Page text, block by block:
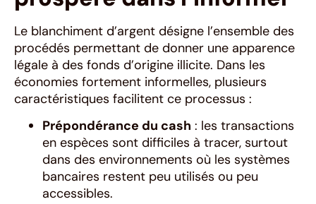
Le blanchiment d’argent désigne l’ensemble des
procédés permettant de donner une apparence
légale à des fonds d’origine illicite. Dans les
économies fortement informelles, plusieurs
caractéristiques facilitent ce processus :
Prépondérance du cash : les transactions
en espèces sont difficiles à tracer, surtout
dans des environnements où les systèmes
bancaires restent peu utilisés ou peu
accessibles.